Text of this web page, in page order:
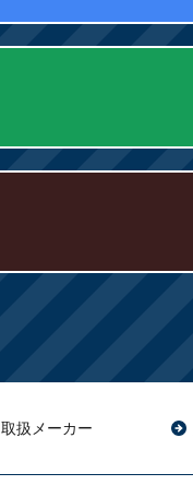
取扱メーカー